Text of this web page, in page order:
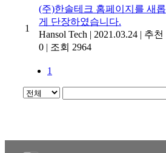
1
(주)한솔테크 홈페이지를 새롭
게 단장하였습니다.
Hansol Tech | 2021.03.24 | 추천
0 | 조회 2964
1